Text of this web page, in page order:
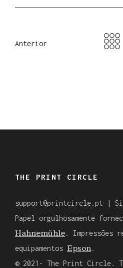
Anterior
THE PRINT CIRCLE
support@printcircle.pt |
Papel orgulhosamente
Hahnemühle. Impressões
equipamentos Epson.
© 2021- The Print Circle.